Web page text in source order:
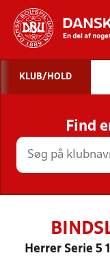
KLUB/HOLD
Find
Herrer Serie 5